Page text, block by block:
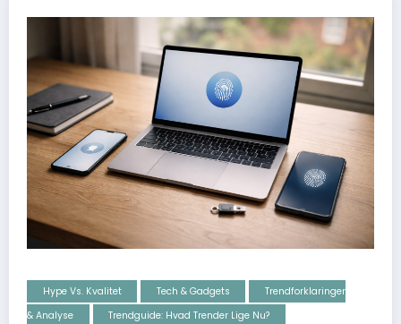
Hype Vs. Kvalitet Tech & Gadgets
Trendforklaringer
& Analyse
Trendguide: Hvad Trender Lige Nu?